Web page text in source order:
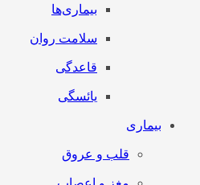
بیماری‌ها
سلامت روان
قاعدگی
یائسگی
بیماری
قلب و عروق